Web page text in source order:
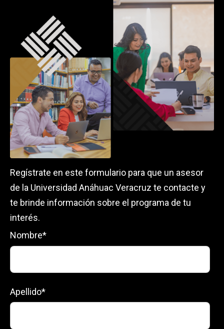
Regístrate en este formulario para que un asesor
de la Universidad Anáhuac Veracruz te contacte y
te brinde información sobre el programa de tu
interés.
Nombre*
Apellido*